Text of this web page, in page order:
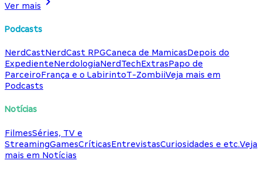
Ver mais
Podcasts
NerdCastNerdCast RPGCaneca de MamicasDepois do
ExpedienteNerdologiaNerdTechExtrasPapo de
ParceiroFrança e o LabirintoT-ZombiiVeja mais em
Podcasts
Notícias
FilmesSéries, TV e
StreamingGamesCríticasEntrevistasCuriosidades e etc.Veja
mais em Notícias